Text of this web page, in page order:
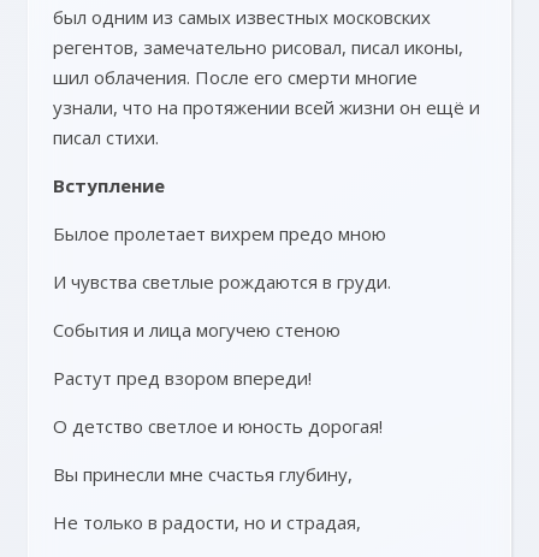
был одним из самых известных московских
регентов, замечательно рисовал, писал иконы,
шил облачения. После его смерти многие
узнали, что на протяжении всей жизни он ещё и
писал стихи.
Вступление
Былое пролетает вихрем предо мною
И чувства светлые рождаются в груди.
События и лица могучею стеною
Растут пред взором впереди!
О детство светлое и юность дорогая!
Вы принесли мне счастья глубину,
Не только в радости, но и страдая,